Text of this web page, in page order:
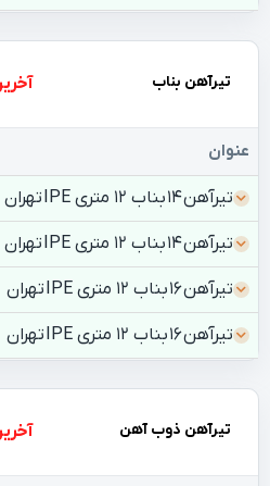
تیرآهن بناب
عنوان
تیرآهن 14 بناب 12 متری IPE تهران
تیرآهن 14 بناب 12 متری IPE تهران
تیرآهن 16 بناب 12 متری IPE تهران
تیرآهن 16 بناب 12 متری IPE تهران
تیرآهن ذوب آهن